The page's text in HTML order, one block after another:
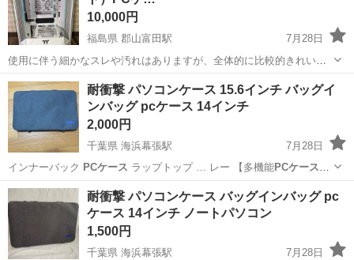
10,000円
福島県 郡山富田駅
7月28日
使用に伴う細かなスレや汚れはありますが、全体的に比較的きれいな
状態です。 【付属品】 ・本体 ・写真に写っているものがすべてで
す。 【欠品】 ・電源ケーブル ・元箱 ・その他付属品の有無は分かり
かねます。 動作確認は行...
福島 郡山市 郡山富田駅
耐衝撃 パソコンケース 15.6インチ バッグイ
ンバッグ pcケース 14インチ
2,000円
千葉県 海浜幕張駅
7月28日
インナーバック PCケース ラップトップ … レー 【多機能PCケース】
360度の保護…
千葉 千葉市 海浜幕張駅 その他 パソコンケース
耐衝撃 パソコンケース バッグインバッグ pc
ケース 14インチ ノートパソコン
1,500円
千葉県 海浜幕張駅
7月28日